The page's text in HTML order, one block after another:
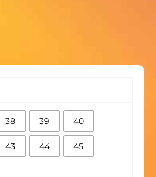
38 39 40
43 44 45